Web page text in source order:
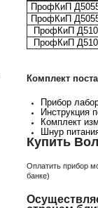
ПрофКиП
ПрофКиП
ПрофКиП
ПрофКиП
Комплект
Прибор
Инструкция
Комплект
Шнур
Купить
Оплатить прибор
банке)